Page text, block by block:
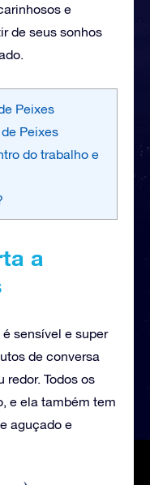
e
de seus sonhos
Peixes
Peixes
do trabalho e
a
sensível e super
de conversa
redor. Todos os
e ela também tem
aguçado e